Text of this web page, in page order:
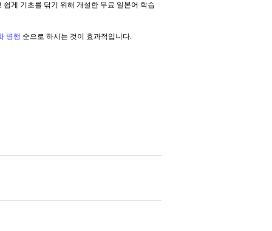
쉽게 기초를 닦기 위해 개설한 무료 일본어 학습
병행 순으로 하시는 것이 효과적입니다.